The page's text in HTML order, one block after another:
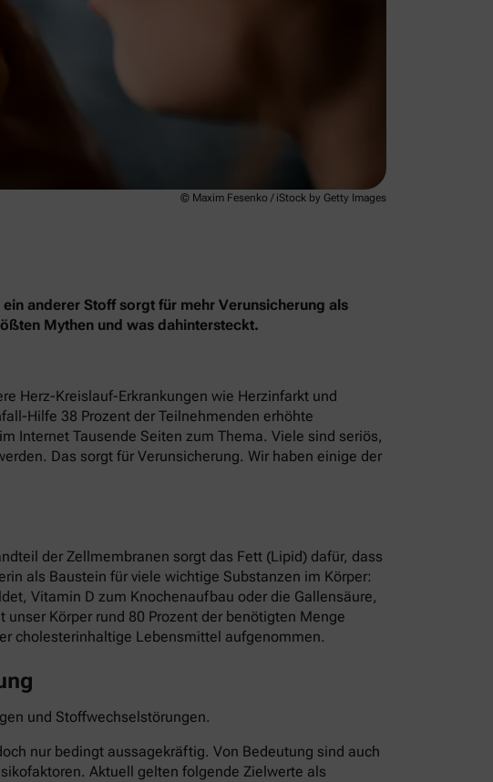
© Maxim Fesenko / iStock by Getty Images
anderer Stoff sorgt für mehr Verunsicherung als
Mythen und was dahintersteckt.
Herz-Kreislauf-Erkrankungen wie Herzinfarkt und
Hilfe 38 Prozent der Teilnehmenden erhöhte
Internet Tausende Seiten zum Thema. Viele sind seriös,
Das sorgt für Verunsicherung. Wir haben einige der
der Zellmembranen sorgt das Fett (Lipid) dafür, dass
als Baustein für viele wichtige Substanzen im Körper:
Vitamin D zum Knochenaufbau oder die Gallensäure,
Körper rund 80 Prozent der benötigten Menge
cholesterinhaltige Lebensmittel aufgenommen.
und Stoffwechselstörungen.
nur bedingt aussagekräftig. Von Bedeutung sind auch
Aktuell gelten folgende Zielwerte als